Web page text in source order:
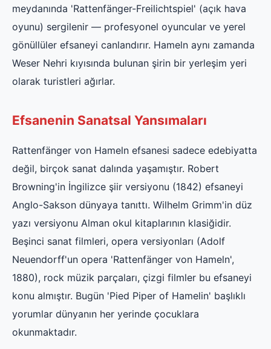
meydanında 'Rattenfänger-Freilichtspiel' (açık hava
oyunu) sergilenir — profesyonel oyuncular ve yerel
gönüllüler efsaneyi canlandırır. Hameln aynı zamanda
Weser Nehri kıyısında bulunan şirin bir yerleşim yeri
olarak turistleri ağırlar.
Efsanenin Sanatsal Yansımaları
Rattenfänger von Hameln efsanesi sadece edebiyatta
değil, birçok sanat dalında yaşamıştır. Robert
Browning'in İngilizce şiir versiyonu (1842) efsaneyi
Anglo-Sakson dünyaya tanıttı. Wilhelm Grimm'in düz
yazı versiyonu Alman okul kitaplarının klasiğidir.
Beşinci sanat filmleri, opera versiyonları (Adolf
Neuendorff'un opera 'Rattenfänger von Hameln',
1880), rock müzik parçaları, çizgi filmler bu efsaneyi
konu almıştır. Bugün 'Pied Piper of Hamelin' başlıklı
yorumlar dünyanın her yerinde çocuklara
okunmaktadır.